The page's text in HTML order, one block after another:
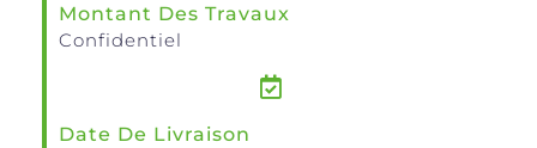
Montant Des Travaux
Confidentiel
Date De Livraison